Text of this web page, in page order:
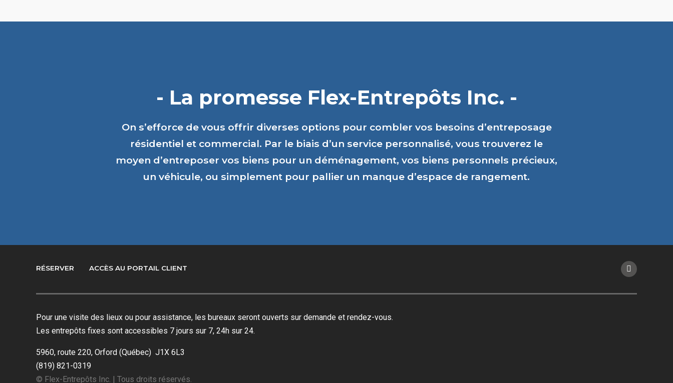
- La promesse Flex-Entrepôts Inc. -
On s’efforce de vous offrir diverses options pour combler vos besoins d’entreposage
résidentiel et commercial. Par le biais d’un service personnalisé, vous trouverez le
moyen d’entreposer vos biens pour un déménagement, vos biens personnels précieux,
un véhicule, ou simplement pour pallier un manque d’espace de rangement.
RÉSERVER ACCÈS AU PORTAIL CLIENT
Pour une visite des lieux ou pour assistance, les bureaux seront ouverts sur demande et rendez-vous.
Les entrepôts fixes sont accessibles 7 jours sur 7, 24h sur 24.
5960, route 220, Orford (Québec) J1X 6L3
(819) 821-0319
© Flex-Entrepôts Inc. | Tous droits réservés.